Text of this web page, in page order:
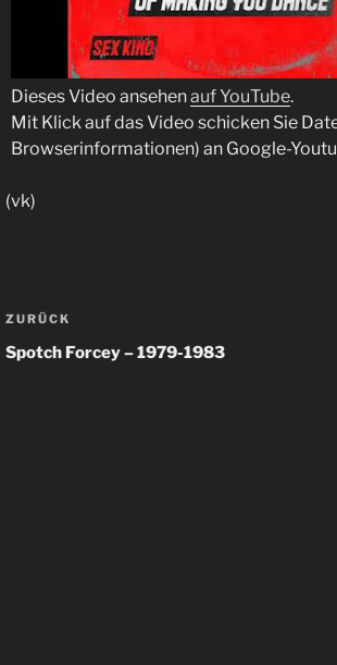
Dieses Video ansehenauf YouTube.
Mit Klick auf das Video schicken Sie
Browserinformationen) an Google-
(vk)
Beitragsnavigation
Vorheriger
Beitrag
ZURÜCK
Spotch Forcey ‎– 1979-1983